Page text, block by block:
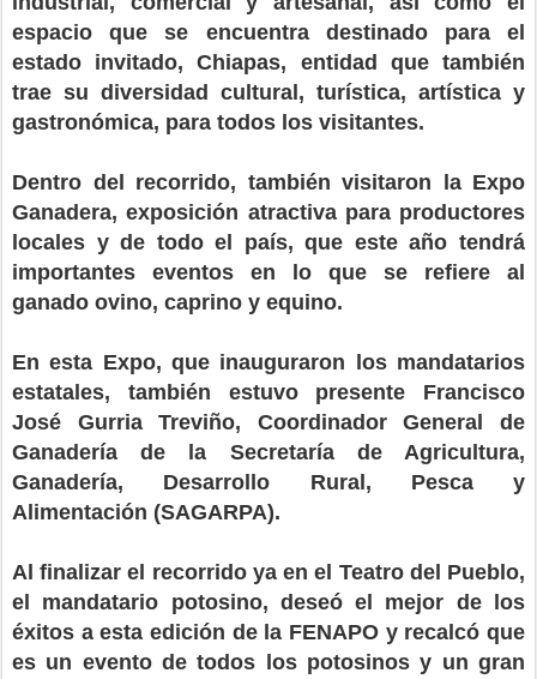
espacio que se encuentra destinado para el
estado invitado, Chiapas, entidad que también
trae su diversidad cultural, turística, artística y
gastronómica, para todos los visitantes.
Dentro del recorrido, también visitaron la Expo
Ganadera, exposición atractiva para productores
locales y de todo el país, que este año tendrá
importantes eventos en lo que se refiere al
ganado ovino, caprino y equino.
En esta Expo, que inauguraron los mandatarios
estatales, también estuvo presente Francisco
José Gurria Treviño, Coordinador General de
Ganadería de la Secretaría de Agricultura,
Ganadería, Desarrollo Rural, Pesca y
Alimentación (SAGARPA).
Al finalizar el recorrido ya en el Teatro del Pueblo,
el mandatario potosino, deseó el mejor de los
éxitos a esta edición de la FENAPO y recalcó que
es un evento de todos los potosinos y un gran